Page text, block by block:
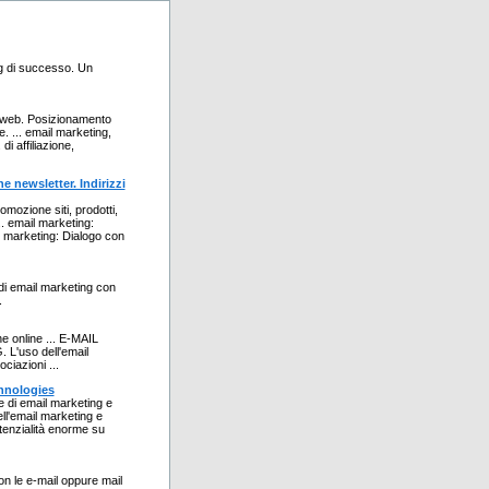
di successo. Un
Posizionamento
... email marketing,
affiliazione,
newsletter. Indirizzi
siti, prodotti,
email marketing:
Dialogo con
email marketing con
online ... E-MAIL
L'uso dell'email
...
di email marketing e
marketing e
enorme su
le e-mail oppure mail